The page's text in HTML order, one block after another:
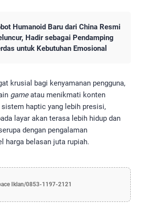
Humanoid Baru dari China Resmi
Hadir sebagai Pendamping
untuk Kebutuhan Emosional
krusial bagi kenyamanan pengguna,
gameatau menikmati konten
haptic yang lebih presisi,
layar akan terasa lebih hidup dan
dengan pengalaman
harga belasan juta rupiah.
Iklan/0853-1197-2121